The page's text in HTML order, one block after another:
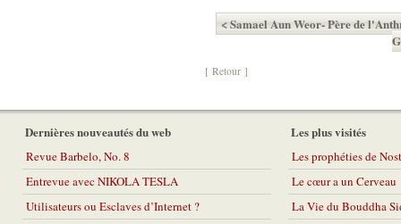
< Samael Aun Weor- Père de
[ Retour ]
Dernières nouveautés du web
Revue Barbelo, No. 8
Entrevue avec NIKOLA TESLA
Utilisateurs ou Esclaves d’Internet ?
Les plus visités
Les prophéties de
Le cœur a un Cerveau
La Vie du Bouddha